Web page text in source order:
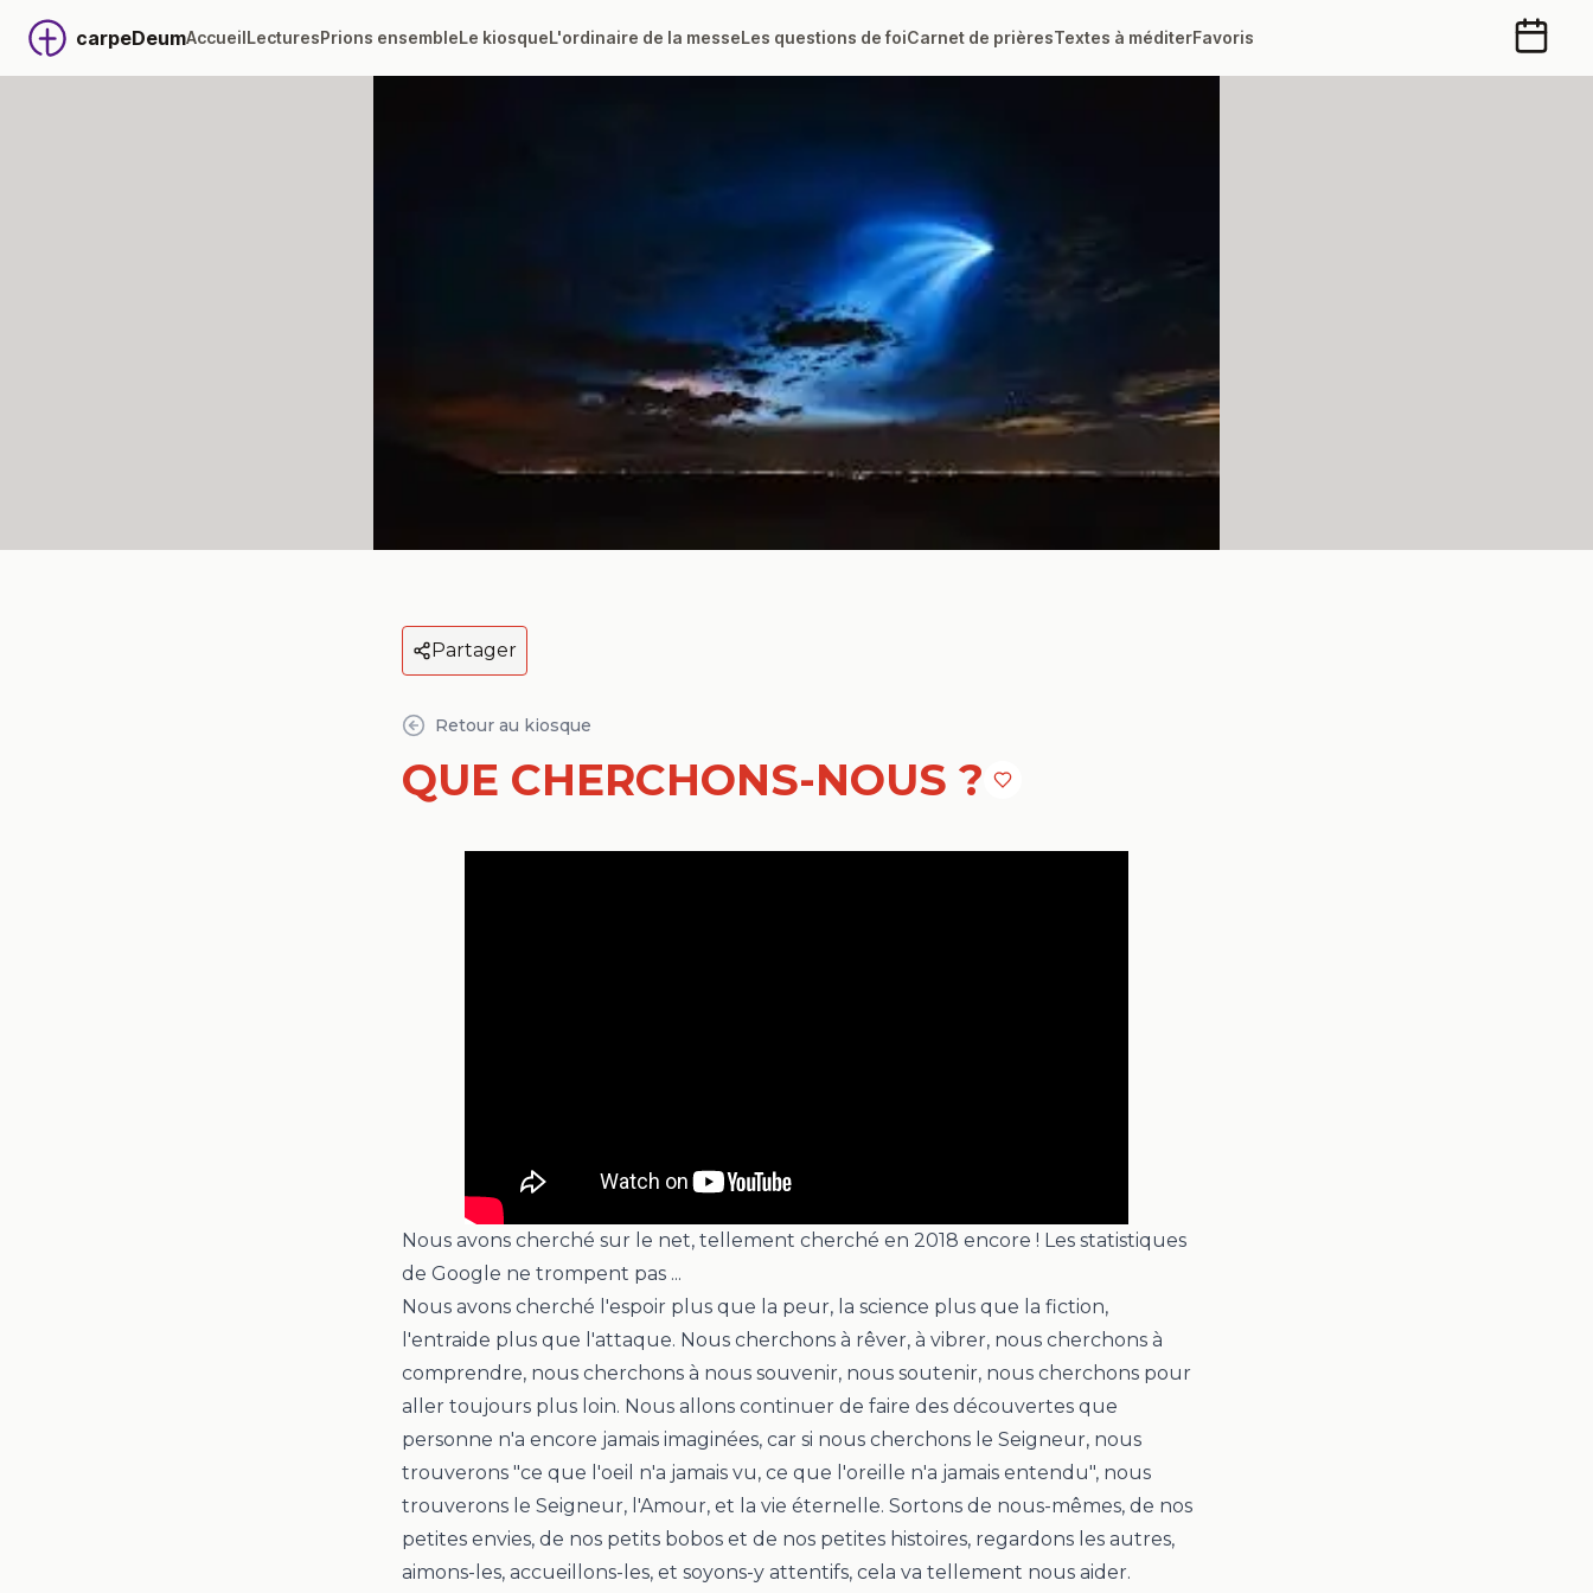
carpeDeumAccueilLecturesPrions ensembleLe kiosqueL'ordinaire de la messeLes questions de foiCarnet de prièresTextes à méditerFavoris
Partager
Retour au kiosque
QUE CHERCHONS-NOUS ?
Nous avons cherché sur le net, tellement cherché en 2018 encore ! Les statistiques
de Google ne trompent pas ...
Nous avons cherché l'espoir plus que la peur, la science plus que la fiction,
l'entraide plus que l'attaque. Nous cherchons à rêver, à vibrer, nous cherchons à
comprendre, nous cherchons à nous souvenir, nous soutenir, nous cherchons pour
aller toujours plus loin. Nous allons continuer de faire des découvertes que
personne n'a encore jamais imaginées, car si nous cherchons le Seigneur, nous
trouverons "ce que l'oeil n'a jamais vu, ce que l'oreille n'a jamais entendu",nous
trouverons le Seigneur, l'Amour, et la vie éternelle. Sortons de nous-mêmes, de nos
petites envies, de nos petits bobos et de nos petites histoires, regardons les autres,
aimons-les, accueillons-les, et soyons-y attentifs, cela va tellement nous aider.